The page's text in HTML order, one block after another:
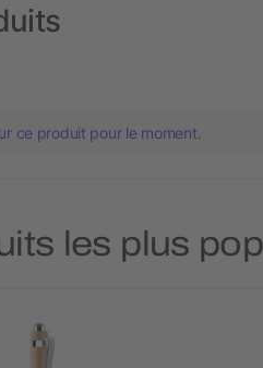
ce produit pour le moment.
les plus